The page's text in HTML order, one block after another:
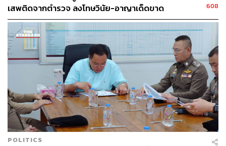
เสพติดจากตำรวจ ลงโทษวินัย-อาญาเด็ดขาด
608
POLITICS